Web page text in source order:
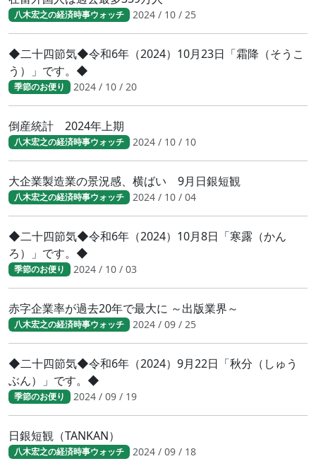
八木宏之の経済時事ウォッチ 2024 / 10 / 25
◆二十四節気◆令和6年（2024）10月23日「霜降（そうこ
う）」です。◆
季節のお便り 2024 / 10 / 20
倒産統計 2024年上期
八木宏之の経済時事ウォッチ 2024 / 10 / 10
大企業製造業の景況感、横ばい 9月日銀短観
八木宏之の経済時事ウォッチ 2024 / 10 / 04
◆二十四節気◆令和6年（2024）10月8日「寒露（かん
ろ）」です。◆
季節のお便り 2024 / 10 / 03
赤字企業率が過去20年で最大に ～出版業界～
八木宏之の経済時事ウォッチ 2024 / 09 / 25
◆二十四節気◆令和6年（2024）9月22日「秋分（しゅう
ぶん）」です。◆
季節のお便り 2024 / 09 / 19
日銀短観（TANKAN）
八木宏之の経済時事ウォッチ 2024 / 09 / 18